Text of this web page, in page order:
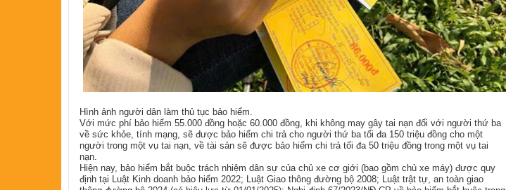
Hình ảnh người dân làm thủ tục bảo hiểm.
Với mức phí bảo hiểm 55.000 đồng hoặc 60.000 đồng, khi không may gây tai nạn đối với người thứ ba
về sức khỏe, tính mạng, sẽ được bảo hiểm chi trả cho người thứ ba tối đa 150 triệu đồng cho một
người trong một vụ tai nạn, về tài sản sẽ được bảo hiểm chi trả tối đa 50 triệu đồng trong một vụ tai
nạn.
Hiện nay, bảo hiểm bắt buộc trách nhiệm dân sự của chủ xe cơ giới (bao gồm chủ xe máy) được quy
định tại Luật Kinh doanh bảo hiểm 2022; Luật Giao thông đường bộ 2008; Luật trật tự, an toàn giao